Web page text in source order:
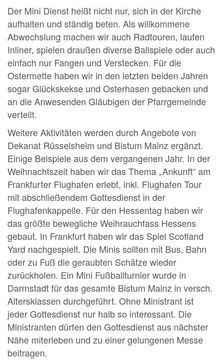
Der Mini Dienst heißt nicht nur, sich in der Kirche
aufhalten und ständig beten. Als willkommene
Abwechslung machen wir auch Radtouren, laufen
Inliner, spielen draußen diverse Ballspiele oder auch
einfach nur Fangen und Verstecken. Für die
Ostermette haben wir in den letzten beiden Jahren
sogar Glückskekse und Osterhasen gebacken und
an die Anwesenden Gläubigen der Pfarrgemeinde
verteilt.
Weitere Aktivitäten werden durch Angebote von
Dekanat Rüsselsheim und Bistum Mainz ergänzt.
Einige Beispiele aus dem vergangenen Jahr. In der
Weihnachtszeit haben wir das Thema „Ankunft“ am
Frankfurter Flughafen erlebt, inkl. Flughafen Tour
mit abschließendem Gottesdienst in der
Flughafenkappelle. Für den Hessentag haben wir
das größte bewegliche Weihrauchfass Hessens
gebaut. In Frankfurt haben wir das Spiel Scotland
Yard nachgespielt. Die Minis sollten mit Bus, Bahn
oder zu Fuß die geraubten Schätze wieder
zurückholen. Ein Mini Fußballturnier wurde in
Darmstadt für das gesamte Bistum Mainz in versch.
Altersklassen durchgeführt. Ohne Ministrant ist
jeder Gottesdienst nur halb so interessant. Die
Ministranten dürfen den Gottesdienst aus nächster
Nähe miterleben und zu einer gelungenen Messe
beitragen.